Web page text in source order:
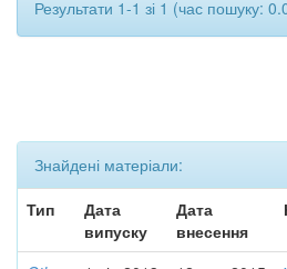
Результати 1-1 зі 1 (час пошуку:
Знайдені матеріали:
Тип
Дата
випуску
Дата
внесення